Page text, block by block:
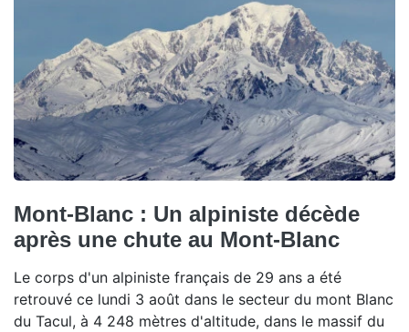
Mont-Blanc : Un alpiniste décède
après une chute au Mont-Blanc
Le corps d'un alpiniste français de 29 ans a été
retrouvé ce lundi 3 août dans le secteur du mont Blanc
du Tacul, à 4 248 mètres d'altitude, dans le massif du